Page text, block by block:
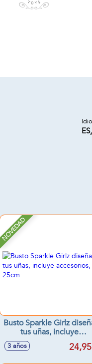
NOVEDAD
Busto Sparkle Girlz
tus uñas, incluye
accesorios, 25cm
3 años